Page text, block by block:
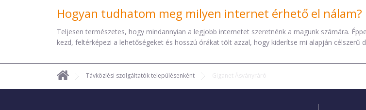
Hogyan tudhatom meg milyen internet érhető el nálam?
Teljesen természetes, hogy mindannyian a legjobb internetet szeretnénk a magunk számára.
kezd, feltérképezi a lehetőségeket és hosszú órákat tölt azzal, hogy kiderítse mi alapján célszerű
Távközlési szolgáltatók településenként Giganet Ásványráró